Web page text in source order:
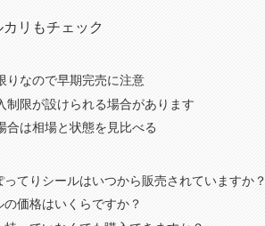
リもチェック
りなので早期完売に注意
制限が設けられる場合があります
合は相場と状態を見比べる
てりシールはいつから販売されていますか？
価格はいくらですか？